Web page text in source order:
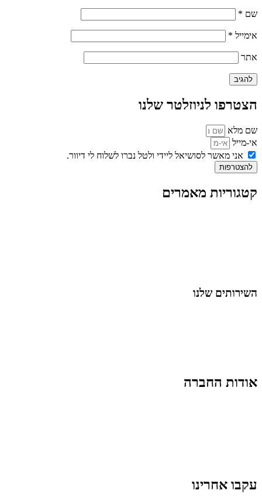
שם *
אימייל *
אתר
הצטרפו לניוזלטר שלנו
שם מלא
אי-מייל
אני מאשר לסושיאל ליידי ולטל נברו לשלוח לי דיוור.
להצטרפות
קטגוריות מאמרים
השירותים שלנו
אודות החברה
עקבו אחרינו